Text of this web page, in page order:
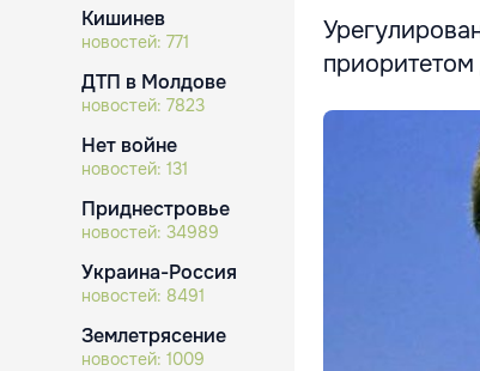
Кишинев
новостей: 771
ДТП в Молдове
новостей: 7823
Нет войне
новостей: 131
Приднестровье
новостей: 34989
Украина-Россия
новостей: 8491
Землетрясение
новостей: 1009